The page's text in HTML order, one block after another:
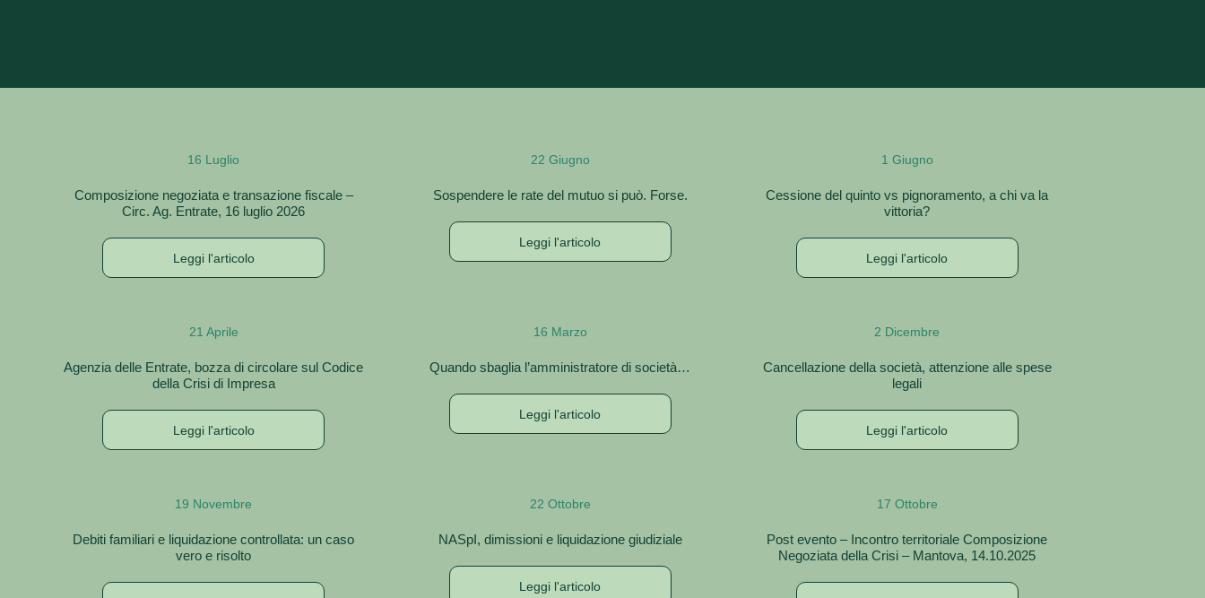
16 Luglio
Composizione negoziata e transazione fiscale –
Circ. Ag. Entrate, 16 luglio 2026
Leggi l'articolo
22 Giugno
Sospendere le rate del mutuo si può. Forse.
Leggi l'articolo
1 Giugno
Cessione del quinto vs pignoramento, a chi va la
vittoria?
Leggi l'articolo
21 Aprile
Agenzia delle Entrate, bozza di circolare sul Codice
della Crisi di Impresa
Leggi l'articolo
16 Marzo
Quando sbaglia l’amministratore di società…
Leggi l'articolo
2 Dicembre
Cancellazione della società, attenzione alle spese
legali
Leggi l'articolo
19 Novembre
Debiti familiari e liquidazione controllata: un caso
vero e risolto
22 Ottobre
NASpI, dimissioni e liquidazione giudiziale
Leggi l'articolo
17 Ottobre
Post evento – Incontro territoriale Composizione
Negoziata della Crisi – Mantova, 14.10.2025